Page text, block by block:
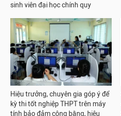
sinh viên đại học chính quy
Hiệu trưởng, chuyên gia góp ý để
kỳ thi tốt nghiệp THPT trên máy
tính bảo đảm công bằng, hiệu